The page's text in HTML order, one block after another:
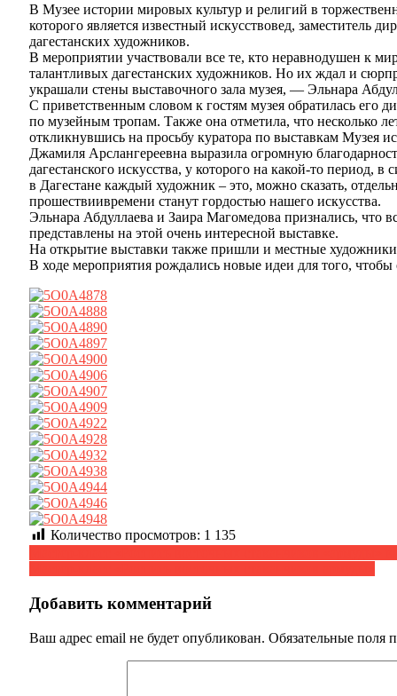
В Музее истории мировых культур и религий в
которого является известный искусствовед, заместитель
дагестанских художников.
В мероприятии участвовали все те, кто неравнодушен к
талантливых дагестанских художников. Но их ждал и
украшали стены выставочного зала музея, — Эльнара
С приветственным словом к гостям музея обратилась его
по музейным тропам. Также она отметила, что несколько
откликнувшись на просьбу куратора по выставкам Музея
Джамиля Арслангереевна выразила огромную
дагестанского искусства, у которого на какой-то период,
в Дагестане каждый художник – это, можно сказать,
прошествиивремени станут гордостью нашего искусства.
Эльнара Абдуллаева и Заира Магомедова признались, что
представлены на этой очень интересной выставке.
На открытие выставки также пришли и местные
В ходе мероприятия рождались новые идеи для того,
Количество просмотров: 1 135
Навигация
по
записям
Добавить комментарий
Ваш адрес email не будет опубликован. Обязательные поля